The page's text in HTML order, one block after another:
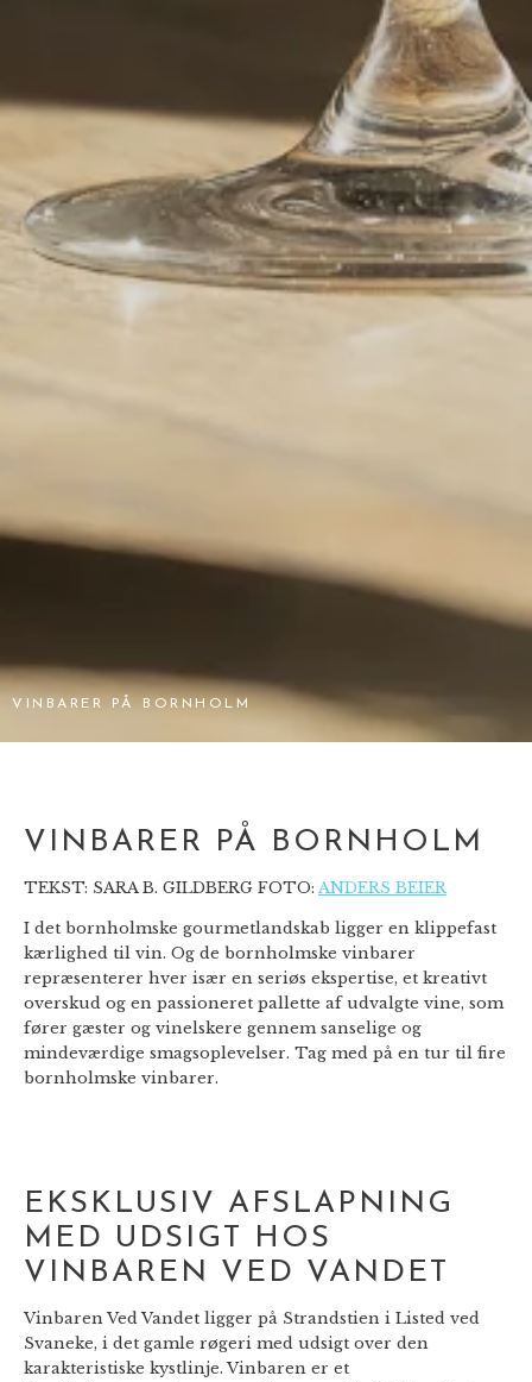
VINBARER PÅ BORNHOLM
VINBARER PÅ BORNHOLM
TEKST: SARA B. GILDBERG FOTO: ANDERS BEIER
I det bornholmske gourmetlandskab ligger en klippefast
kærlighed til vin. Og de bornholmske vinbarer
repræsenterer hver især en seriøs ekspertise, et kreativt
overskud og en passioneret pallette af udvalgte vine, som
fører gæster og vinelskere gennem sanselige og
mindeværdige smagsoplevelser. Tag med på en tur til fire
bornholmske vinbarer.
EKSKLUSIV AFSLAPNING
MED UDSIGT HOS
VINBAREN VED VANDET
Vinbaren Ved Vandet ligger på Strandstien i Listed ved
Svaneke, i det gamle røgeri med udsigt over den
karakteristiske kystlinje. Vinbaren er et